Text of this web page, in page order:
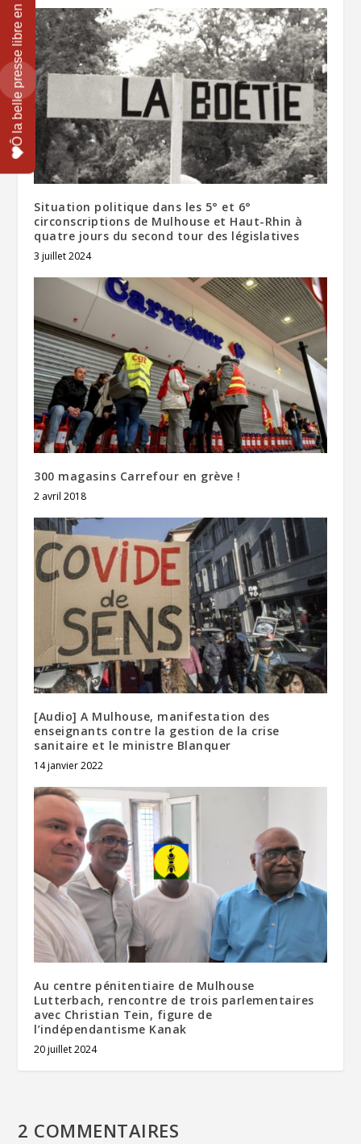
Situation politique dans les 5° et 6°
circonscriptions de Mulhouse et Haut-Rhin à
quatre jours du second tour des législatives
3 juillet 2024
300 magasins Carrefour en grève !
2 avril 2018
[Audio] A Mulhouse, manifestation des
enseignants contre la gestion de la crise
sanitaire et le ministre Blanquer
14 janvier 2022
Au centre pénitentiaire de Mulhouse
Lutterbach, rencontre de trois parlementaires
avec Christian Tein, figure de
l’indépendantisme Kanak
20 juillet 2024
2 COMMENTAIRES